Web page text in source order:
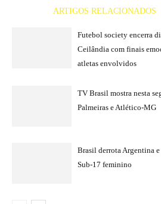
ARTIGOS RELACIONADOS
Futebol society encerra
Ceilândia com finais
atletas envolvidos
TV Brasil mostra nesta
Palmeiras e Atlético-MG
Brasil derrota Argentina
Sub-17 feminino